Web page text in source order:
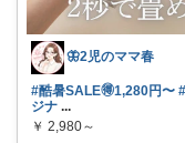
🦋2児のママ春
#酷暑SALE🉐1,280円〜
ジナ ...
￥ 2,980～